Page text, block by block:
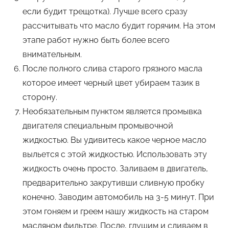
если будит трещотка). Лучше всего сразу
рассчитывать что масло будит горячим. На этом
этапе работ нужно быть более всего
внимательным.
После полного слива старого грязного масла
которое имеет черный цвет убираем тазик в
сторону.
Необязательным пунктом является промывка
двигателя специальным промывочной
жидкостью. Вы удивитесь какое черное масло
выльется с этой жидкостью. Использовать эту
жидкость очень просто. Заливаем в двигатель,
предварительно закрутивши сливную пробку
конечно. Заводим автомобиль на 3-5 минут. При
этом гоняем и греем нашу жидкость на старом
масляном фильтре. После, глушим и сливаем в